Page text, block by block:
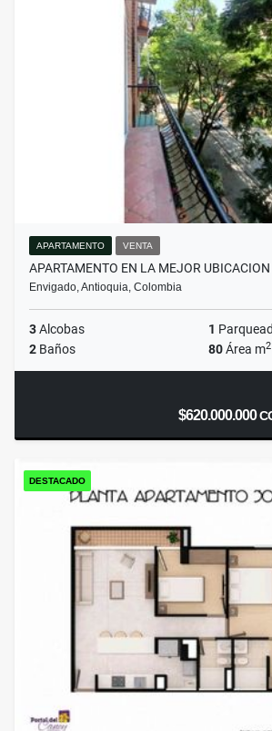
APARTAMENTO VENTA
APARTAMENTO EN LA MEJOR
Envigado, Antioquia, Colombia
3Alcobas 1
2 Baños 80Área m2
$620.000.000
DESTACADO